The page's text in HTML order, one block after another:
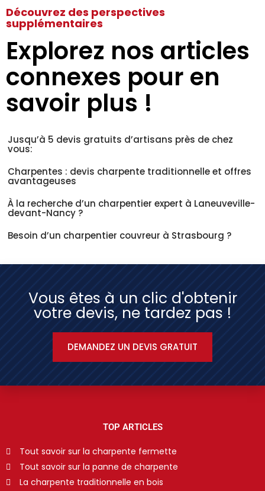
Découvrez des perspectives
supplémentaires
Explorez nos articles
connexes pour en
savoir plus !
Jusqu’à 5 devis gratuits d’artisans près de chez
vous:
Charpentes : devis charpente traditionnelle et offres
avantageuses
À la recherche d’un charpentier expert à Laneuveville-
devant-Nancy ?
Besoin d’un charpentier couvreur à Strasbourg ?
Vous êtes à un clic d'obtenir
votre devis, ne tardez pas !
DEMANDEZ UN DEVIS GRATUIT
TOP ARTICLES
Tout savoir sur la charpente fermette
Tout savoir sur la panne de charpente
La charpente traditionnelle en bois